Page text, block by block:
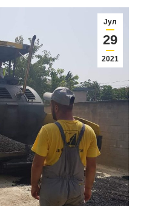
Јул
29
2021